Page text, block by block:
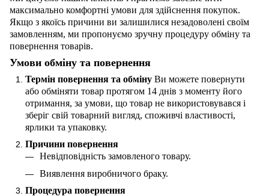
максимально комфортні умови для здійснення покупок.
Якщо з якоїсь причини ви залишилися незадоволені своїм
замовленням, ми пропонуємо зручну процедуру обміну та
повернення товарів.
Умови обміну та повернення
Термін повернення та обміну Ви можете повернути
або обміняти товар протягом 14 днів з моменту його
отримання, за умови, що товар не використовувався і
зберіг свій товарний вигляд, споживчі властивості,
ярлики та упаковку.
Причини повернення
Невідповідність замовленого товару.
Виявлення виробничого браку.
Процедура повернення